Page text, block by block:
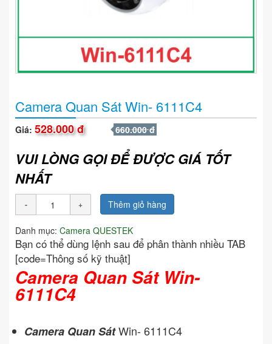
Camera Quan Sát Win- 6111C4
Giá: 528.000 đ 660.000 đ
VUI LÒNG GỌI ĐỂ ĐƯỢC GIÁ TỐT
NHẤT
Thêm giỏ hàng
Danh mục: Camera QUESTEK
Bạn có thể dùng lệnh sau để phân thành nhiều TAB
[code=Thông số kỹ thuật]
Camera Quan Sát Win-
6111C4
Camera Quan SátWin- 6111C4